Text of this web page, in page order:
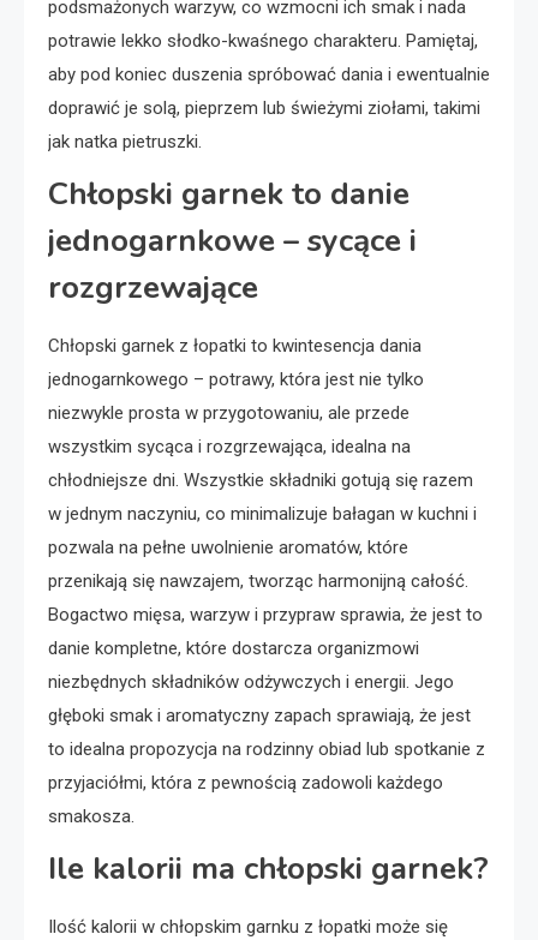
podsmażonych warzyw, co wzmocni ich smak i nada
potrawie lekko słodko-kwaśnego charakteru. Pamiętaj,
aby pod koniec duszenia spróbować dania i ewentualnie
doprawić je solą, pieprzem lub świeżymi ziołami, takimi
jak natka pietruszki.
Chłopski garnek to danie
jednogarnkowe – sycące i
rozgrzewające
Chłopski garnek z łopatki to kwintesencja dania
jednogarnkowego – potrawy, która jest nie tylko
niezwykle prosta w przygotowaniu, ale przede
wszystkim sycąca i rozgrzewająca, idealna na
chłodniejsze dni. Wszystkie składniki gotują się razem
w jednym naczyniu, co minimalizuje bałagan w kuchni i
pozwala na pełne uwolnienie aromatów, które
przenikają się nawzajem, tworząc harmonijną całość.
Bogactwo mięsa, warzyw i przypraw sprawia, że jest to
danie kompletne, które dostarcza organizmowi
niezbędnych składników odżywczych i energii. Jego
głęboki smak i aromatyczny zapach sprawiają, że jest
to idealna propozycja na rodzinny obiad lub spotkanie z
przyjaciółmi, która z pewnością zadowoli każdego
smakosza.
Ile kalorii ma chłopski garnek?
Ilość kalorii w chłopskim garnku z łopatki może się